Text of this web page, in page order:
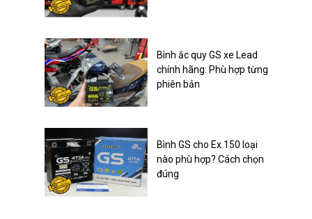
Bình ắc quy GS xe Lead
chính hãng: Phù hợp từng
phiên bản
Bình GS cho Ex 150 loại
nào phù hợp? Cách chọn
đúng